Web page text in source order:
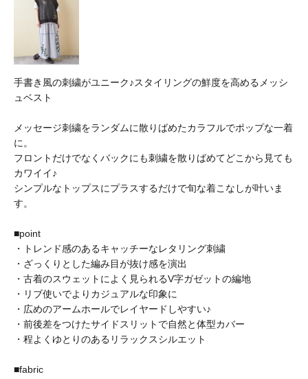
手書き風の刺繍がユニーク♪スタイリングの鮮度を高めるメッシ
ュベスト
メッセージ刺繍をランダムに散りばめたカラフルでポップな一着
に。
フロントだけでなくバックにも刺繍を散りばめてどこから見ても
カワイイ♪
シンプルなトップスにプラスするだけで旬な着こなしが叶いま
す。
■point
・トレンド感のあるキャッチーなレタリング刺繍
・ざっくりとした編み目が抜け感を演出
・古着のスウェットによく見られるV字ガゼットの編地
・リブ使いでよりカジュアルな印象に
・広めのアームホールでレイヤードしやすい♪
・前後差をつけたサイドスリットで自然と体型カバー
・程よくゆとりのあるリラックスシルエット
■fabric